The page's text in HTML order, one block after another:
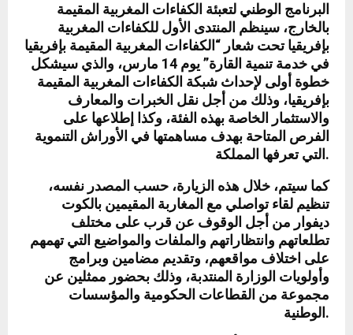
البرنامج الوطني لتعبئة الكفاءات المغربية المقيمة
بالخارج، سينظم المنتدى الأول للكفاءات المغربية
بإفريقيا تحت شعار “الكفاءات المغربية المقيمة بإفريقيا
في خدمة تنمية القارة” يوم 14 مارس، والذي سيشكل
خطوة أولى لإحداث شبكة الكفاءات المغربية المقيمة
بإفريقيا، وذلك من أجل نقل الخبرات والمعارف
والاستثمار الخاصة بهذه الفئة، وكذا إطلاعها على
الفرص المتاحة بهدف مساهمتها في الأوراش التنموية
التي تعرفها المملكة.
كما سيتم، خلال هذه الزيارة، حسب المصدر نفسه،
تنظيم لقاء تواصلي مع المغاربة المقيمين بالكوت
ديفوار من أجل الوقوف عن قرب على مختلف
تطلعاتهم وانتظاراتهم والملفات والمواضيع التي تهمهم
على اختلاف مواقعهم، وتقديم مضامين وبرامج
وأولويات الوزارة المنتدبة، وذلك بحضور ممثلين عن
مجموعة من القطاعات الحكومية والمؤسسات
الوطنية.